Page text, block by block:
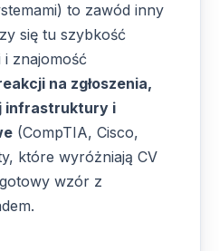
to zawód inny
się tu szybkość
i znajomość
na zgłoszenia,
infrastruktury i
(CompTIA, Cisco,
które wyróżniają CV
wzór z